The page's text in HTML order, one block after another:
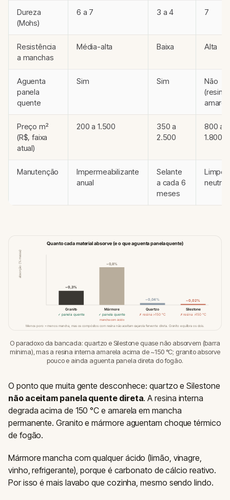
Dureza
(Mohs)
6 a 7 3 a 4 7
Resistência
a manchas
Média-alta Baixa Alta
Aguenta
panela
quente
Sim Sim
Não
(resina
Preço m²
(R$, faixa
atual)
200 a 1.500
350 a
2.500
800 a
1.800
Manutenção
Impermeabilizante
anual
Selante
a cada 6
meses
neutra
Quanto cada material absorve (e o que aguenta panela quente)
absorção (% massa)
~0,3%
Granito
✓ panela quente
~0,8%
Mármore
✓ panela quente
mancha com ácido
~0,04%
Quartzo
✗ resina >150 °C
~0,02%
Silestone
✗ resina >150 °C
Menos poro = menos mancha, mas os compósitos com resina não aceitam caçarola fervente direta. Granito equilibra os dois.
O paradoxo da bancada: quartzo e Silestone quase não absorvem (barra
mínima), mas a resina interna amarela acima de ~150 °C; granito absorve
pouco e ainda aguenta panela direta do fogão.
O ponto que muita gente desconhece: quartzo e Silestone
não aceitam panela quente direta. A resina interna
degrada acima de 150 °C e amarela em mancha
permanente. Granito e mármore aguentam choque térmico
de fogão.
Mármore mancha com qualquer ácido (limão, vinagre,
vinho, refrigerante), porque é carbonato de cálcio reativo.
Por isso é mais lavabo que cozinha, mesmo sendo lindo.